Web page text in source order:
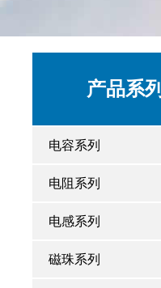
产品系列
电容系列
电阻系列
电感系列
磁珠系列